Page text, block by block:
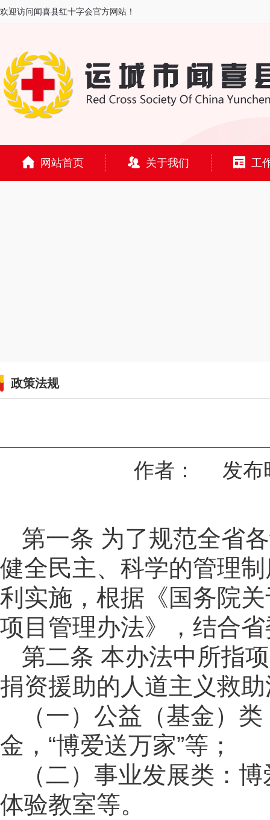
欢迎访问闻喜县红十字会官方网站！
网站首页 关于我们 工
政策法规
作者： 发布
第一条 为了规范全省
健全民主、科学的管理
利实施，根据 《国务院
项目管理办法》，结合
第二条 本办法中所指
捐资援助的人道主义救
（一） 公益（基金）
金， “博爱送万家”等；
（二）事业发展类：
体验教室等。